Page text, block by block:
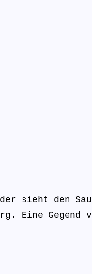
sieht den
Eine